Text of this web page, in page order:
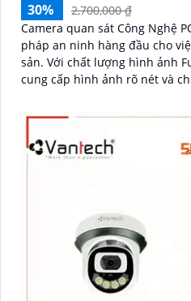
30%
2,700,000 ₫
Camera quan sát Công Nghệ
pháp an ninh hàng đầu cho
sản. Với chất lượng hình ảnh Full HD 1080p, camera này
cung cấp hình ảnh rõ nét và